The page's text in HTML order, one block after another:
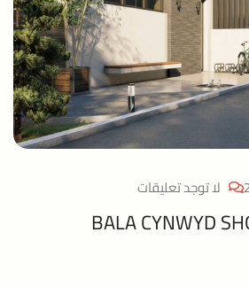
لا توجد تعليقات
BALA CYNWYD